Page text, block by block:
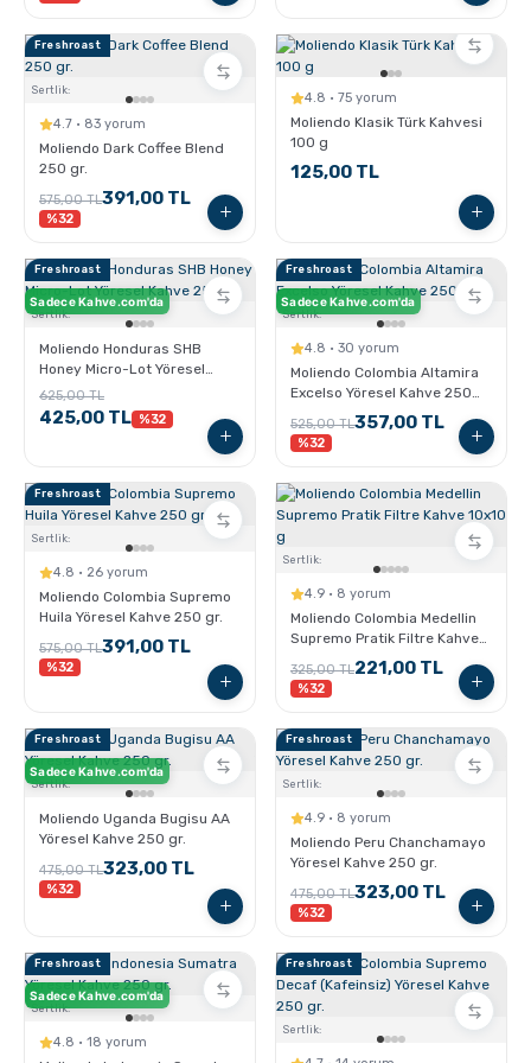
Freshroast
Sertlik:
4.7 · 83 yorum
Moliendo Dark Coffee Blend
250 gr.
575,00 TL391,00 TL
%32
4.8 · 75 yorum
Moliendo Klasik Türk Kahvesi
100 g
125,00 TL
Freshroast
Sertlik:
Sadece Kahve.com'da
Moliendo Honduras SHB
Honey Micro-Lot Yöresel
Kahve 250 gr.
625,00 TL
425,00 TL %32
Freshroast
Sertlik:
Sadece Kahve.com'da
4.8 · 30 yorum
Moliendo Colombia Altamira
Excelso Yöresel Kahve 250
525,00 TL357,00 TL
%32
Freshroast
Sertlik:
4.8 · 26 yorum
Moliendo Colombia Supremo
Huila Yöresel Kahve 250 gr.
575,00 TL391,00 TL
%32
Sertlik:
4.9 · 8 yorum
Moliendo Colombia Medellin
Supremo Pratik Filtre Kahve
325,00 TL221,00 TL
%32
Freshroast
Sertlik:
Sadece Kahve.com'da
Moliendo Uganda Bugisu AA
Yöresel Kahve 250 gr.
475,00 TL323,00 TL
%32
Freshroast
Sertlik:
4.9 · 8 yorum
Moliendo Peru Chanchamayo
Yöresel Kahve 250 gr.
475,00 TL323,00 TL
%32
Freshroast
Sertlik:
Sadece Kahve.com'da
4.8 · 18 yorum
Freshroast
Sertlik: